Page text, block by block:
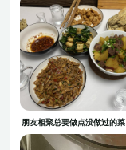
朋友相聚总要做点没做过的菜